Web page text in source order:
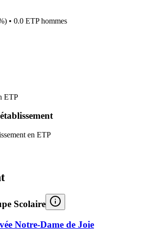
) • 0.0 ETP hommes
ETP
en ETP
Scolaire
Notre-Dame de Joie